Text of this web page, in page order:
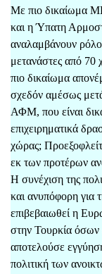
Με πιο δικαίωμα
και η Ύπατη
αναλαμβάνουν
μετανάστες από 70
πιο δικαίωμα
σχεδόν αμέσως
ΑΦΜ, που είναι
επιχειρηματικά
χώρας;
εκ των προτέρων
Η συνέχιση της
και ανυπόφορη για
επιβεβαιωθεί η
στην Τουρκία όσων
αποτελούσε
πολιτική των